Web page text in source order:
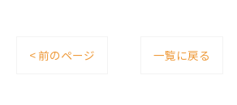
< 前のページ 一覧に戻る